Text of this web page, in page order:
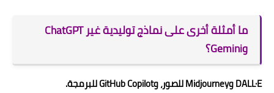
ما أمثلة أخرى على نماذج توليدية غير ChatGPT
وGemini؟
DALL·E وMidjourney للصور، وGitHub Copilot للبرمجة.